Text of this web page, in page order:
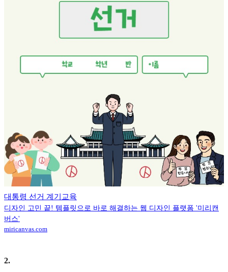
대통령 선거 계기교육
디자인 고민 끝! 템플릿으로 바로 해결하는 웹 디자인 플랫폼 '미리캔
버스'
miricanvas.com
2.